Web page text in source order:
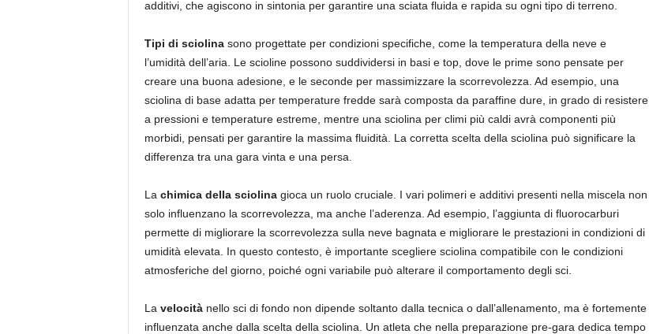
additivi, che agiscono in sintonia per garantire una sciata fluida e rapida su ogni tipo di terreno.
Tipi di sciolinasono progettate per condizioni specifiche, come la temperatura della neve e
l’umidità dell’aria. Le scioline possono suddividersi in basi e top, dove le prime sono pensate per
creare una buona adesione, e le seconde per massimizzare la scorrevolezza. Ad esempio, una
sciolina di base adatta per temperature fredde sarà composta da paraffine dure, in grado di resistere
a pressioni e temperature estreme, mentre una sciolina per climi più caldi avrà componenti più
morbidi, pensati per garantire la massima fluidità. La corretta scelta della sciolina può significare la
differenza tra una gara vinta e una persa.
La chimica della sciolinagioca un ruolo cruciale. I vari polimeri e additivi presenti nella miscela non
solo influenzano la scorrevolezza, ma anche l’aderenza. Ad esempio, l’aggiunta di fluorocarburi
permette di migliorare la scorrevolezza sulla neve bagnata e migliorare le prestazioni in condizioni di
umidità elevata. In questo contesto, è importante scegliere sciolina compatibile con le condizioni
atmosferiche del giorno, poiché ogni variabile può alterare il comportamento degli sci.
La velocitànello sci di fondo non dipende soltanto dalla tecnica o dall’allenamento, ma è fortemente
influenzata anche dalla scelta della sciolina. Un atleta che nella preparazione pre-gara dedica tempo